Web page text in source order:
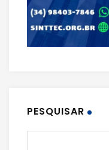
PESQUISAR